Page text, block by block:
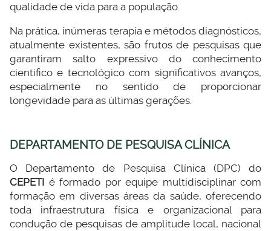
qualidade de vida para a população.
Na prática, inúmeras terapia e métodos diagnósticos,
atualmente existentes, são frutos de pesquisas que
garantiram salto expressivo do conhecimento
cientifico e tecnológico com significativos avanços,
especialmente no sentido de proporcionar
longevidade para as últimas gerações.
DEPARTAMENTO DE PESQUISA CLÍNICA
O Departamento de Pesquisa Clínica (DPC) do
CEPETI é formado por equipe multidisciplinar com
formação em diversas áreas da saúde, oferecendo
toda infraestrutura física e organizacional para
condução de pesquisas de amplitude local, nacional